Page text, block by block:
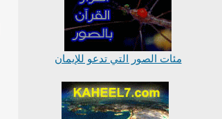
مئات الصور التي تدعو للإيمان